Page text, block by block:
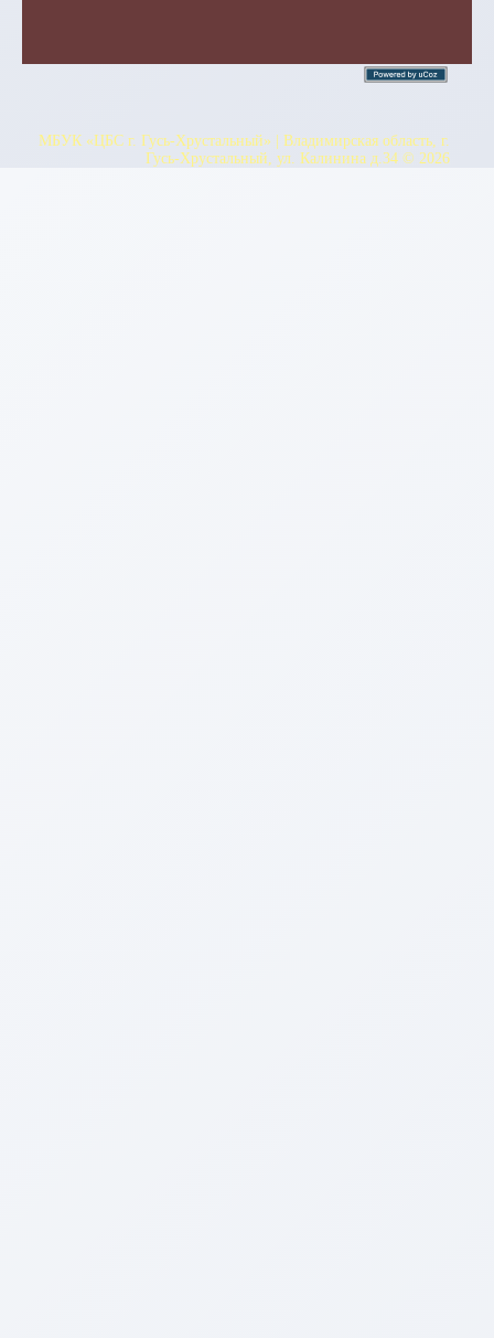
МБУК «ЦБС г. Гусь-Хрустальный» | Владимирская область, г.
Гусь-Хрустальный, ул. Калинина д.34 © 2026